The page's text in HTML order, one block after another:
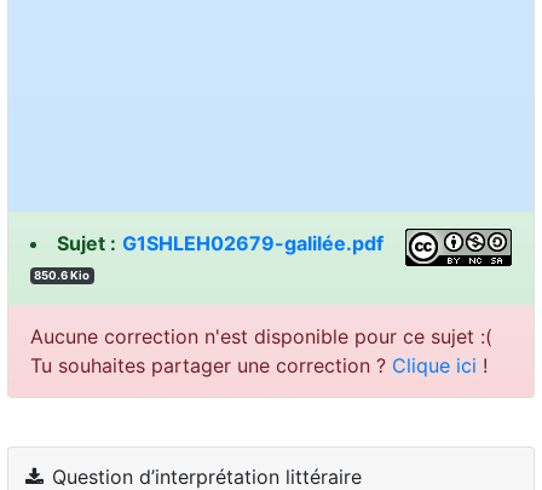
Sujet : G1SHLEH02679-galilée.pdf
850.6 Kio
Aucune correction n'est disponible pour ce sujet :(
Tu souhaites partager une correction ? Clique ici !
Question d’interprétation littéraire